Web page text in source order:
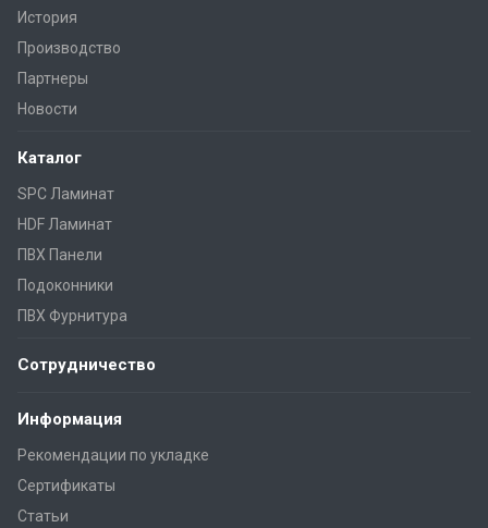
История
Производство
Партнеры
Новости
Каталог
SPC Ламинат
HDF Ламинат
ПВХ Панели
Подоконники
ПВХ Фурнитура
Сотрудничество
Информация
Рекомендации по укладке
Сертификаты
Статьи